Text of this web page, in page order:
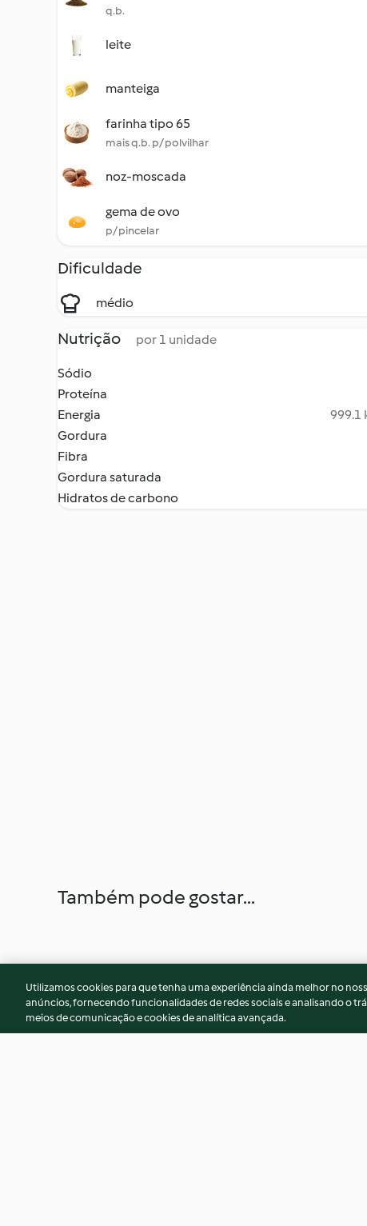
q.b.
leite
manteiga
farinha tipo 65
mais q.b. p/ polvilhar
noz-moscada
gema de ovo
p/ pincelar
Dificuldade
médio
Nutrição por 1 unidade
Sódio
Proteína
Energia
999.1
Gordura
Fibra
Gordura saturada
Hidratos de carbono
Também pode gostar...
Utilizamos cookies para que tenha uma experiência ainda melhor no
anúncios, fornecendo funcionalidades de redes sociais e analisando o
meios de comunicação e cookies de analítica avançada.